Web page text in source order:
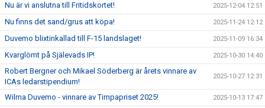
Nu är vi anslutna till Fritidskortet! 2025-12-04 12:51
Nu finns det sand/grus att köpa! 2025-11-24 12:12
Duvemo blixtinkallad till F-15 landslaget! 2025-11-09 16:34
Kvarglömt på Själevads IP! 2025-10-30 14:40
Robert Bergner och Mikael Söderberg är årets vinnare av
ICAs ledarstipendium!
2025-10-27 12:31
Wilma Duvemo - vinnare av Timpapriset 2025! 2025-10-13 17:47